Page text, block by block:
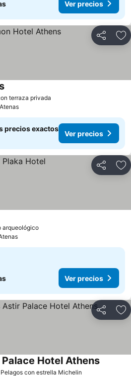
Ver precios
Compartir
terraza privada
Ver precios
Atenas
precios exactos
Ver precios
Compartir
arqueológicoVer precios
Ver precios
Compartir
con estrella Michelin
Hotel AthensVer